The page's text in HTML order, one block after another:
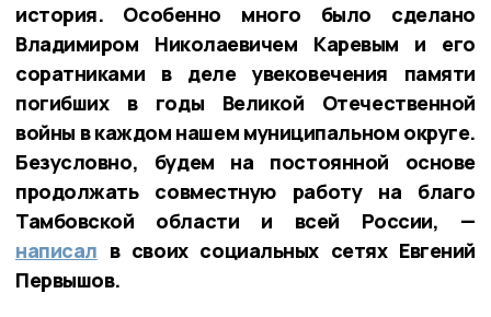
история. Особенно много было сделано
Владимиром Николаевичем Каревым и его
соратниками в деле увековечения памяти
погибших в годы Великой Отечественной
войны в каждом нашем муниципальном округе.
Безусловно, будем на постоянной основе
продолжать совместную работу на благо
Тамбовской области и всей России, —
написал в своих социальных сетях Евгений
Первышов.